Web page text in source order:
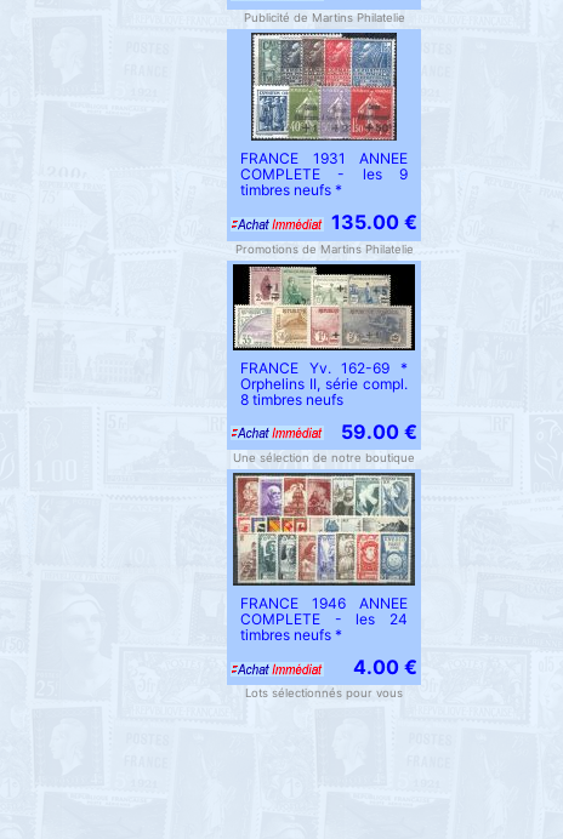
Publicité de Martins Philatelie
FRANCE 1931 ANNEE
COMPLETE - les 9
timbres neufs *
135.00 €
Promotions de Martins Philatelie
FRANCE Yv. 162-69 *
Orphelins II, série compl.
8 timbres neufs
59.00 €
Une sélection de notre boutique
FRANCE 1946 ANNEE
COMPLETE - les 24
timbres neufs *
4.00 €
Lots sélectionnés pour vous